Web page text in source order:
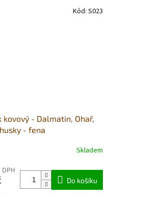
kovový - Dalmatin, Ohař,
- fena
Skladem
DPH
Do košíku
Kód: S023